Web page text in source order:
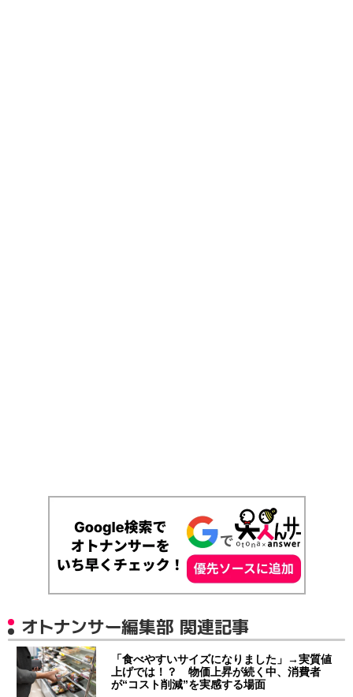
オトナンサー編集部 関連記事
「食べやすいサイズになりました」→実質値
上げでは！？ 物価上昇が続く中、消費者
が“コスト削減”を実感する場面